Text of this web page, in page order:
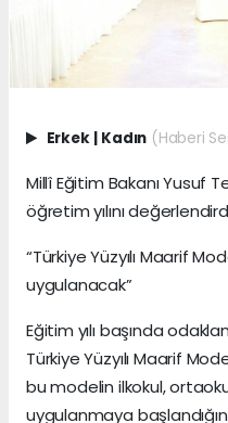
Erkek | Kadın (Haberi
Millî Eğitim Bakanı Yusuf
öğretim yılını
“Türkiye Yüzyılı Maarif
uygulanacak”
Eğitim yılı başında
Türkiye Yüzyılı Maarif
bu modelin ilkokul,
uygulanmaya